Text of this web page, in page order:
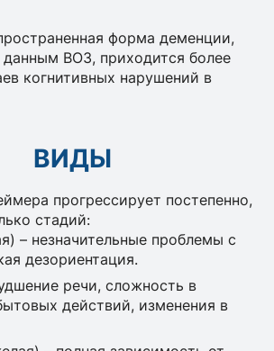
форма деменции,
ВОЗ, приходится более
когнитивных нарушений в
ВИДЫ
прогрессирует постепенно,
стадий:
– незначительные проблемы с
дезориентация.
речи, сложность в
действий, изменения в